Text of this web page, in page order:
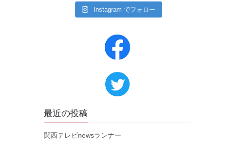
Instagram でフォロー
最近の投稿
関西テレビnewsランナー